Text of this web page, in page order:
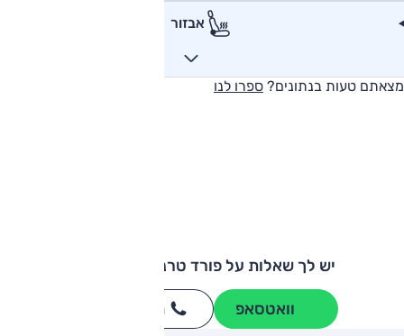
אבזור
מצאתם טעות בנתונים? ספרו לנו
יש לך שאלות על פורד טרנזיט קאסטום?
וואטסאפ חייגו